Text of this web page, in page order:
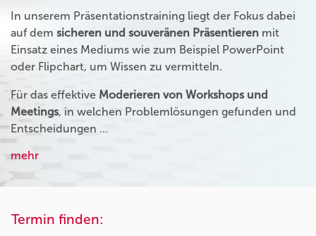
In unserem Präsentationstraining liegt der Fokus dabei
auf dem sicheren und souveränen Präsentieren mit
Einsatz eines Mediums wie zum Beispiel PowerPoint
oder Flipchart, um Wissen zu vermitteln.
Für das effektive Moderieren von Workshops und
Meetings, in welchen Problemlösungen gefunden und
Entscheidungen …
mehr
Termin finden: